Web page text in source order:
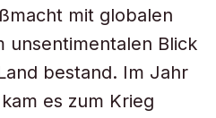
mit globalen
unsentimentalen Blick
bestand. Im Jahr
es zum Krieg